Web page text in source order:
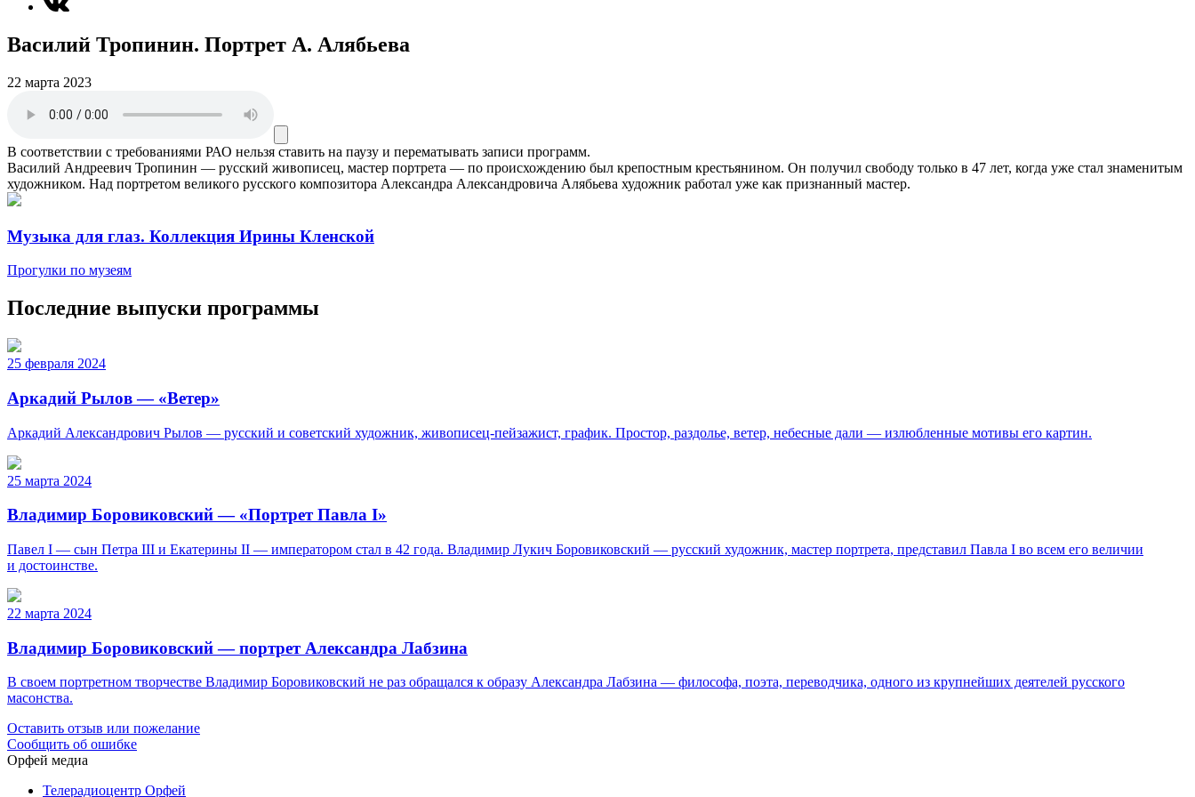
Василий Тропинин. Портрет А. Алябьева
22 марта 2023
В соответствии с требованиями РАО нельзя ставить на паузу и перематывать записи программ.
Василий Андреевич Тропинин — русский живописец, мастер портрета — по происхождению был крепостным крестьянином. Он получил свободу только в 47 лет, когда уже стал знаменитым
художником. Над портретом великого русского композитора Александра Александровича Алябьева художник работал уже как признанный мастер.
Музыка для глаз. Коллекция Ирины Кленской
Прогулки по музеям
Последние выпуски программы
25 февраля 2024
Аркадий Рылов — «Ветер»
Аркадий Александрович Рылов — русский и советский художник, живописец-пейзажист, график. Простор, раздолье, ветер, небесные дали — излюбленные мотивы его картин.
25 марта 2024
Владимир Боровиковский — «Портрет Павла I»
Павел I — сын Петра III и Екатерины II — императором стал в 42 года. Владимир Лукич Боровиковский — русский художник, мастер портрета, представил Павла I во всем его величии
и достоинстве.
22 марта 2024
Владимир Боровиковский — портрет Александра Лабзина
В своем портретном творчестве Владимир Боровиковский не раз обращался к образу Александра Лабзина — философа, поэта, переводчика, одного из крупнейших деятелей русского
масонства.
Оставить отзыв или пожелание
Сообщить об ошибке
Орфей медиа
Телерадиоцентр Орфей